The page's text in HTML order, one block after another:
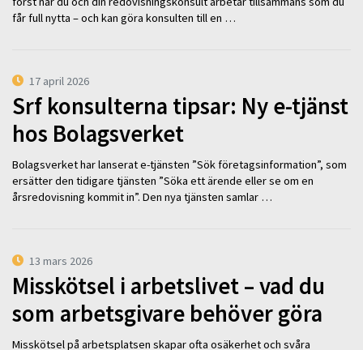
får full nytta – och kan göra konsulten till en …
17 april 2026
Srf konsulterna tipsar: Ny e-tjänst
hos Bolagsverket
Bolagsverket har lanserat e-tjänsten ”Sök företagsinformation”, som
ersätter den tidigare tjänsten ”Söka ett ärende eller se om en
årsredovisning kommit in”. Den nya tjänsten samlar …
13 mars 2026
Misskötsel i arbetslivet – vad du
som arbetsgivare behöver göra
Misskötsel på arbetsplatsen skapar ofta osäkerhet och svåra